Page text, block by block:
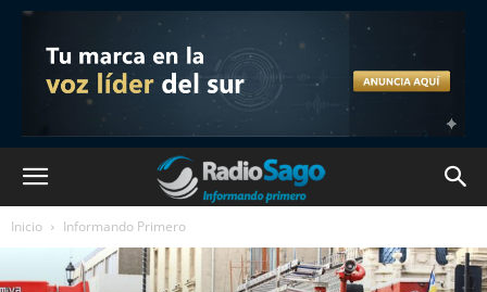
Inicio Informando Primero